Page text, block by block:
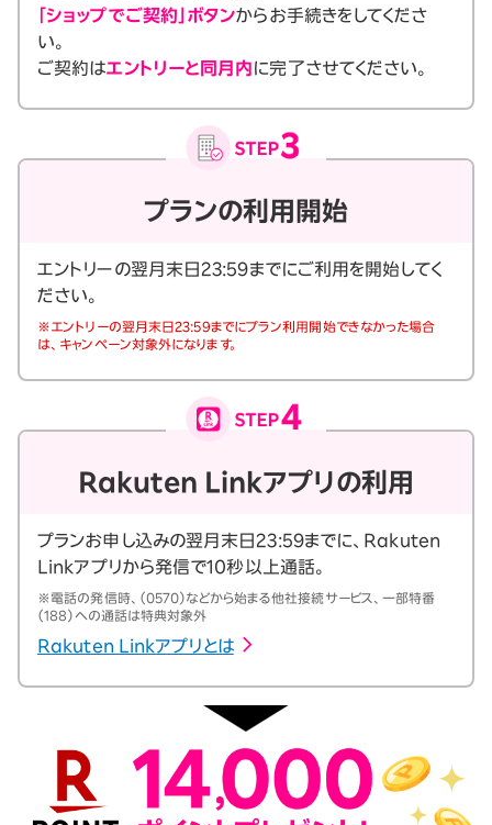
「ショップでご契約」ボタンからお手続きをしてくださ
い。
ご契約はエントリーと同月内に完了させてください。
プランの利用開始
エントリーの翌月末日23:59までにご利用を開始してく
ださい。
※エントリーの翌月末日23:59までにプラン利用開始できなかった場合
は、キャンペーン対象外になります。
Rakuten Linkアプリの利用
プランお申し込みの翌月末日23:59までに、Rakuten
Linkアプリから発信で10秒以上通話。
※電話の発信時、（0570）などから始まる他社接続サービス、一部特番
（188）への通話は特典対象外
Rakuten Linkアプリとは